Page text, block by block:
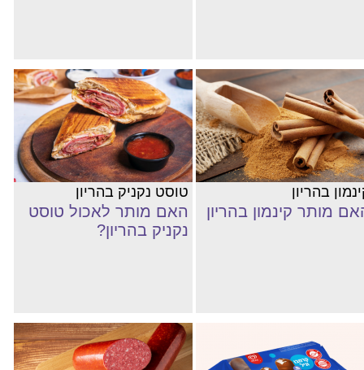
בהריון
מותר קינמון בהריון
טוסט נקניק בהריון
האם מותר לאכול טוסט
נקניק בהריון?